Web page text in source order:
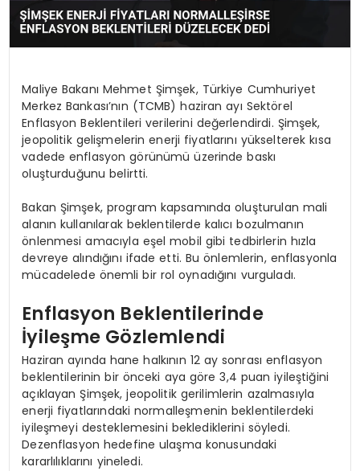
Maliye Bakanı Mehmet Şimşek, Türkiye Cumhuriyet
Merkez Bankası’nın (TCMB) haziran ayı Sektörel
Enflasyon Beklentileri verilerini değerlendirdi. Şimşek,
jeopolitik gelişmelerin enerji fiyatlarını yükselterek kısa
vadede enflasyon görünümü üzerinde baskı
oluşturduğunu belirtti.
Bakan Şimşek, program kapsamında oluşturulan mali
alanın kullanılarak beklentilerde kalıcı bozulmanın
önlenmesi amacıyla eşel mobil gibi tedbirlerin hızla
devreye alındığını ifade etti. Bu önlemlerin, enflasyonla
mücadelede önemli bir rol oynadığını vurguladı.
Enflasyon Beklentilerinde
İyileşme Gözlemlendi
Haziran ayında hane halkının 12 ay sonrası enflasyon
beklentilerinin bir önceki aya göre 3,4 puan iyileştiğini
açıklayan Şimşek, jeopolitik gerilimlerin azalmasıyla
enerji fiyatlarındaki normalleşmenin beklentilerdeki
iyileşmeyi desteklemesini beklediklerini söyledi.
Dezenflasyon hedefine ulaşma konusundaki
kararlılıklarını yineledi.